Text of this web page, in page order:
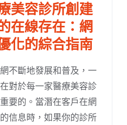
美容診所創建
在線存在：網
化的綜合指南
不斷地發展和普及，一
對於每一家醫療美容診
要的。當潛在客戶在網
信息時，如果你的診所